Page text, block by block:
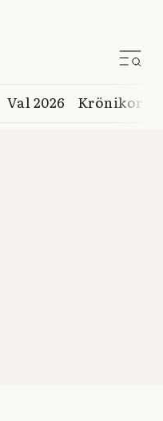
Val 2026 Krönikor